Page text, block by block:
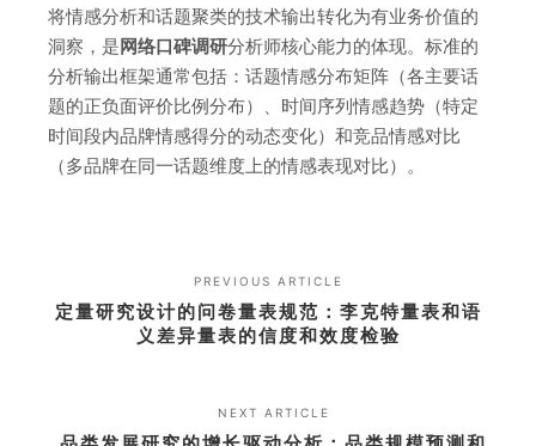
将情感分析和话题聚类的技术输出转化为有业务价值的
洞察，是 网络口碑调研分析师核心能力的体现。标准的
分析输出框架通常包括：话题情感分布矩阵（各主要话
题的正负面评价比例分布）、时间序列情感趋势（特定
时间段内品牌情感得分的动态变化）和竞品情感对比
（多品牌在同一话题维度上的情感表现对比）。
PREVIOUS ARTICLE
定量研究设计的问卷量表规范：李克特量表和语
义差异量表的信度和效度检验
NEXT ARTICLE